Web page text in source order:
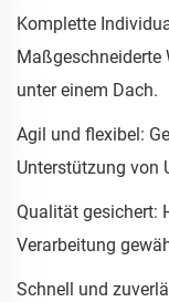
Komplette
Maßgeschneiderte
unter einem Dach.
Agil und flexibel:
Unterstützung von
Qualität gesichert:
Verarbeitung
Schnell und